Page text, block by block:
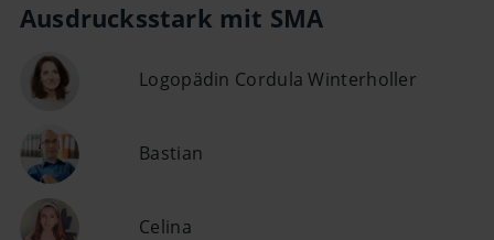
Ausdrucksstark mit SMA​
Logopädin Cordula Winterholler
Bastian
Celina